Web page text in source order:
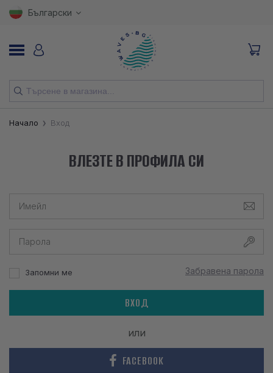
Български
НОВИ
ПРИМАМКИ
Начало Вход
ВЛЕЗТЕ В ПРОФИЛА СИ
Запомни ме Забравена парола
ВХОД
или
FACEBOOK